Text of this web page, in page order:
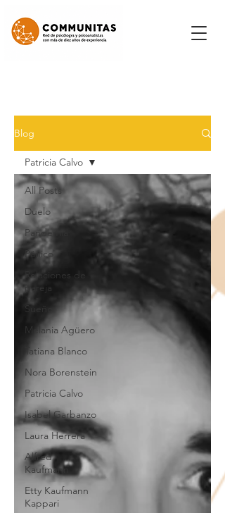
Blog
All Posts
Duelo
Pandemia
Pánico
Relaciones de
pareja
Sueño
Melania Agüero
Tatiana Blanco
Nora Borenstein
Patricia Calvo
Isabel Garbanzo
Laura Herrera
Alfred
Kaufmann
Etty Kaufmann
Kappari
Patricia Calvo